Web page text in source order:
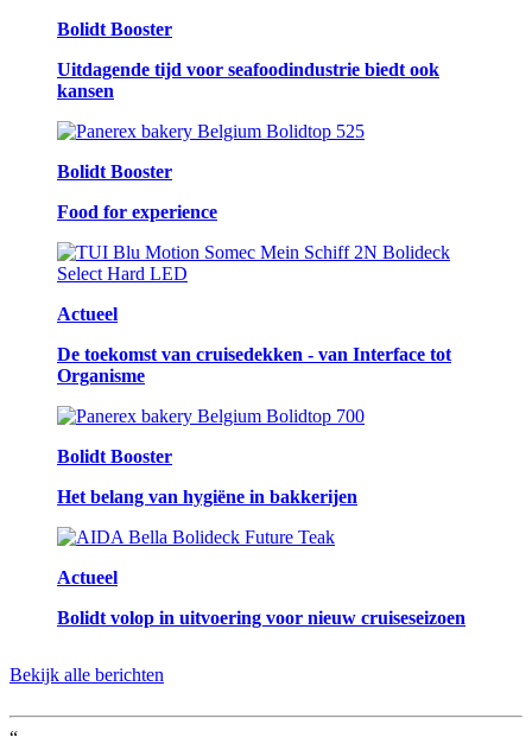
Bolidt Booster
Uitdagende tijd voor seafoodindustrie biedt ook
kansen
Bolidt Booster
Food for experience
Actueel
De toekomst van cruisedekken - van Interface tot
Organisme
Bolidt Booster
Het belang van hygiëne in bakkerijen
Actueel
Bolidt volop in uitvoering voor nieuw cruiseseizoen
Bekijk alle berichten
“